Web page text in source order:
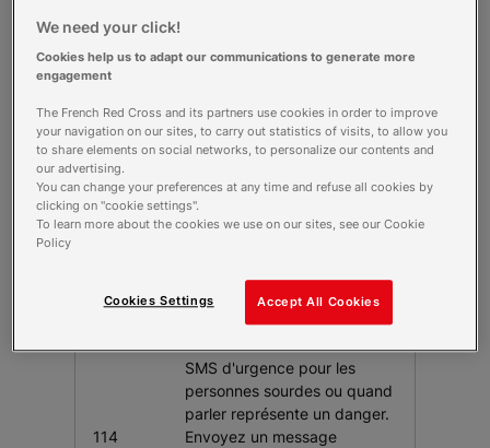
Numéros d'urgence en cas de
danger immédiat
17
Pour une intervention
l'ordre. Gratuit et accessible
24h/24, même depuis un
situation et déclenchent
l'intervention.
114
SMS d'urgence pour les
personnes sourdes ou quand
parler représente un danger.
Envoyez un message
We need your click!
Cookies help us to adapt our communications to generate more
engagement
The French Red Cross and its partners use cookies in order to improve
your navigation on our sites, to carry out statistics of visits, to allow you
to share elements on social networks, to personalize our contents and
our advertising.
You can change your preferences at any time and refuse all cookies by
clicking on "cookie settings".
To learn more about the cookies we use on our sites, see our Cookie
Policy
Accept All Cookies
Cookies Settings